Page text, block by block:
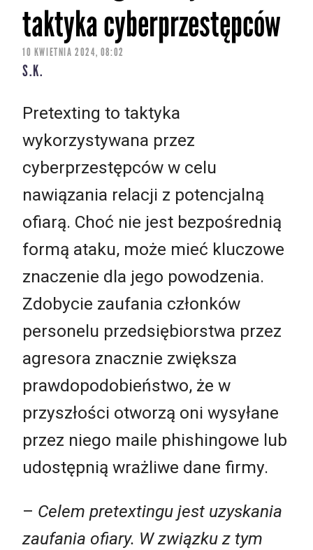
taktyka cyberprzestępców
10 KWIETNIA 2024, 08:02
S.K.
Pretexting to taktyka
wykorzystywana przez
cyberprzestępców w celu
nawiązania relacji z potencjalną
ofiarą. Choć nie jest bezpośrednią
formą ataku, może mieć kluczowe
znaczenie dla jego powodzenia.
Zdobycie zaufania członków
personelu przedsiębiorstwa przez
agresora znacznie zwiększa
prawdopodobieństwo, że w
przyszłości otworzą oni wysyłane
przez niego maile phishingowe lub
udostępnią wrażliwe dane firmy.
– Celem pretextingu jest uzyskania
zaufania ofiary. W związku z tym